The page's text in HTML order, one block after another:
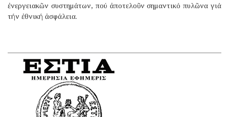
ἐνεργειακῶν συστημάτων, πού ἀποτελοῦν σημαντικό πυλῶνα γιά
τήν ἐθνική ἀσφάλεια.